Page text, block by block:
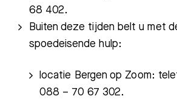
68 402.
Buiten deze tijden belt u met
spoedeisende hulp:
locatie Bergen op Zoom:
088 – 70 67 302.